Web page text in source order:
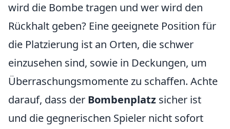
wird die Bombe tragen und wer wird den
Rückhalt geben? Eine geeignete Position für
die Platzierung ist an Orten, die schwer
einzusehen sind, sowie in Deckungen, um
Überraschungsmomente zu schaffen. Achte
darauf, dass der Bombenplatz sicher ist
und die gegnerischen Spieler nicht sofort